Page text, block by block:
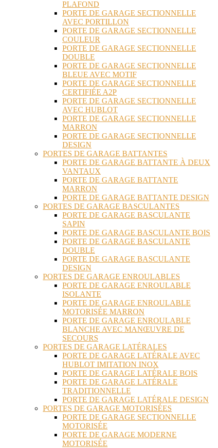
PLAFOND
PORTE DE GARAGE SECTIONNELLE
AVEC PORTILLON
PORTE DE GARAGE SECTIONNELLE
COULEUR
PORTE DE GARAGE SECTIONNELLE
DOUBLE
PORTE DE GARAGE SECTIONNELLE
BLEUE AVEC MOTIF
PORTE DE GARAGE SECTIONNELLE
CERTIFIÉE A2P
PORTE DE GARAGE SECTIONNELLE
AVEC HUBLOT
PORTE DE GARAGE SECTIONNELLE
MARRON
PORTE DE GARAGE SECTIONNELLE
DESIGN
PORTES DE GARAGE BATTANTES
PORTE DE GARAGE BATTANTE À DEUX
VANTAUX
PORTE DE GARAGE BATTANTE
MARRON
PORTE DE GARAGE BATTANTE DESIGN
PORTES DE GARAGE BASCULANTES
PORTE DE GARAGE BASCULANTE
SAPIN
PORTE DE GARAGE BASCULANTE BOIS
PORTE DE GARAGE BASCULANTE
DOUBLE
PORTE DE GARAGE BASCULANTE
DESIGN
PORTES DE GARAGE ENROULABLES
PORTE DE GARAGE ENROULABLE
ISOLANTE
PORTE DE GARAGE ENROULABLE
MOTORISÉE MARRON
PORTE DE GARAGE ENROULABLE
BLANCHE AVEC MANŒUVRE DE
SECOURS
PORTES DE GARAGE LATÉRALES
PORTE DE GARAGE LATÉRALE AVEC
HUBLOT IMITATION INOX
PORTE DE GARAGE LATÉRALE BOIS
PORTE DE GARAGE LATÉRALE
TRADITIONNELLE
PORTE DE GARAGE LATÉRALE DESIGN
PORTES DE GARAGE MOTORISÉES
PORTE DE GARAGE SECTIONNELLE
MOTORISÉE
PORTE DE GARAGE MODERNE
MOTORISÉE